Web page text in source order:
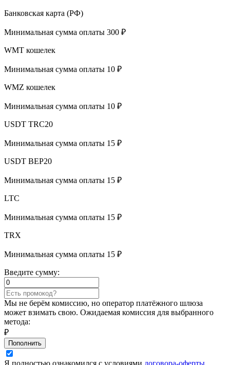
Банковская карта (РФ)
Минимальная сумма оплаты 300 ₽
WMT кошелек
Минимальная сумма оплаты 10 ₽
WMZ кошелек
Минимальная сумма оплаты 10 ₽
USDT TRC20
Минимальная сумма оплаты 15 ₽
USDT BEP20
Минимальная сумма оплаты 15 ₽
LTC
Минимальная сумма оплаты 15 ₽
TRX
Минимальная сумма оплаты 15 ₽
Введите сумму:
Мы не берём комиссию, но оператор платёжного шлюза
может взимать свою. Ожидаемая комиссия для выбранного
метода:
₽
Пополнить
Я полностью ознакомился с условиями договора-оферты